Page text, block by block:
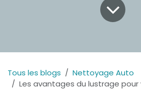
Tous les blogs
Nettoyage Auto
Les avantages du lustrage